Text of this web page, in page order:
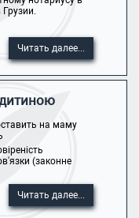
Читать далее...
на маму
(законне
Читать далее...